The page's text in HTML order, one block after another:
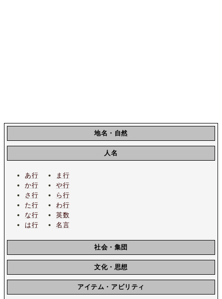
地名・自然
人名
あ行
か行
さ行
た行
な行
は行
ま行
や行
ら行
わ行
英数
名言
社会・集団
文化・思想
アイテム・アビリティ